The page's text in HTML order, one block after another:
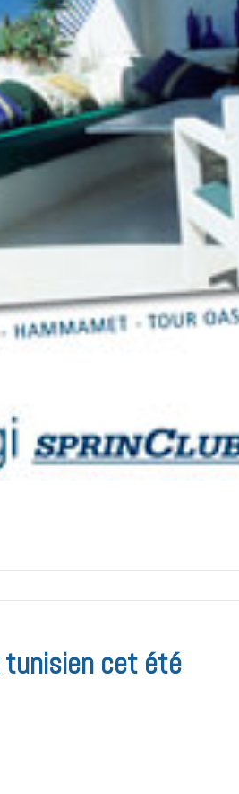
tunisien cet été